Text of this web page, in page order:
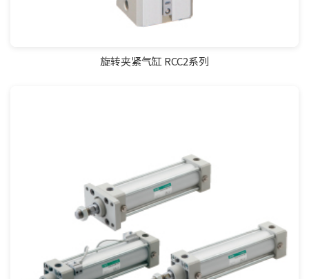
旋转夹紧气缸 RCC2系列